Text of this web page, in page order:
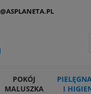
POKÓJ
MALUSZKA
I